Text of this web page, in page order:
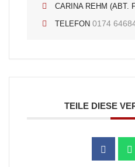
CARINA REHM (ABT.
TELEFON 0174
TEILE DIESE